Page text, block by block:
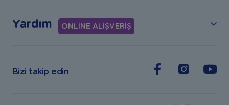
Yardım ONLİNE ALIŞVERİŞ
Bizi takip edin